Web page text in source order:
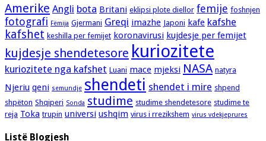
Amerike Angli bota Britani eklipsi plote diellor femije foshnjen
fotografi Fëmija Gjermani Greqi imazhe Japoni kafe kafshe
kafshet keshilla per femijet koronavirusi kujdesje per femijet
kujdesje shendetesore kuriozitete
kuriozitete nga kafshet Luani mace mjeksi NASA natyra
Njeriu qeni semundje shendeti shendet i mire shpend
shpëton Shqiperi Sonda studime studime shendetesore studime te
reja Toka trupin universi ushqim virus i rrezikshem virus vdekjeprures
Listë Blogjesh